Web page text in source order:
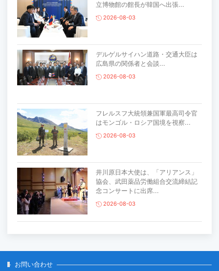
立博物館の館長が韓国へ出張...
2026-08-03
デルゲルサイハン道路・交通大臣は
広島県の関係者と会談...
2026-08-03
フレルスフ大統領兼国軍最高司令官
はモンゴル・ロシア国境を視察...
2026-08-03
井川原日本大使は、「アリアンス」
協会、武田薬品労働組合交流締結記
念コンサートに出席...
2026-08-03
お問い合わせ